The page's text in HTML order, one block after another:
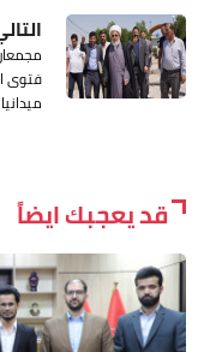
فتوى
قد يعجبك ايضاً